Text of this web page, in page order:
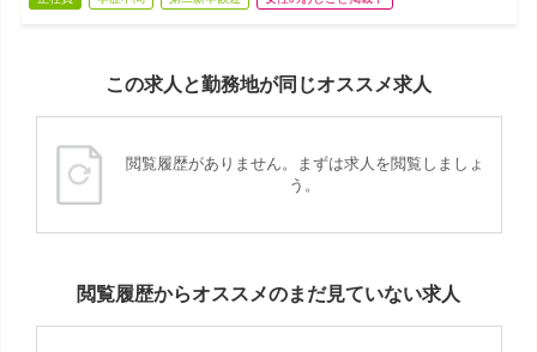
この求人と勤務地が同じオススメ求人
閲覧履歴がありません。まずは求人を閲覧しましょ
う。
閲覧履歴からオススメのまだ見ていない求人